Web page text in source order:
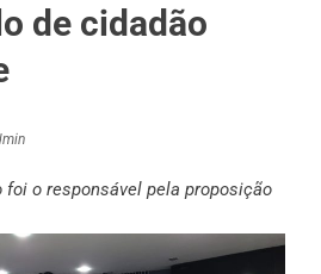
de cidadão
foi o responsável pela proposição